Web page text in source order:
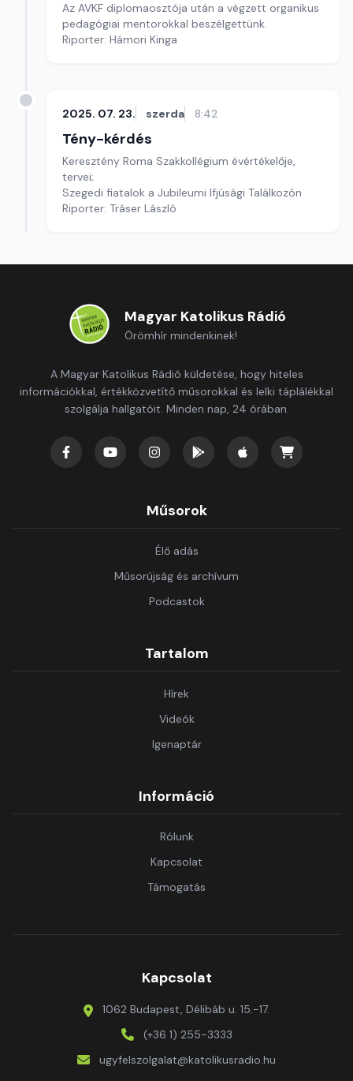
Az AVKF diplomaosztója után a végzett organikus
pedagógiai mentorokkal beszélgettünk.
Riporter: Hámori Kinga
2025. 07. 23. szerda 8:42
Tény-kérdés
Keresztény Roma Szakkollégium évértékelője,
tervei;
Szegedi fiatalok a Jubileumi Ifjúsági Találkozón
Riporter: Tráser László
Magyar Katolikus Rádió
Örömhír mindenkinek!
A Magyar Katolikus Rádió küldetése, hogy hiteles
információkkal, értékközvetítő műsorokkal és lelki táplálékkal
szolgálja hallgatóit. Minden nap, 24 órában.
Műsorok
Élő adás
Műsorújság és archívum
Podcastok
Tartalom
Hírek
Videók
Igenaptár
Információ
Rólunk
Kapcsolat
Támogatás
Kapcsolat
1062 Budapest, Délibáb u. 15.-17.
(+36 1) 255-3333
ugyfelszolgalat@katolikusradio.hu